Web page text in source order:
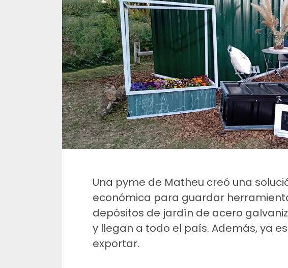
Una pyme de Matheu creó una
económica para guardar
depósitos de jardín de acero
y llegan a todo el país. Además, ya
exportar.